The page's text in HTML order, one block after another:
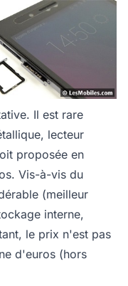
Il est rare
lecteur
proposée en
Vis-à-vis du
(meilleur
interne,
le prix n'est pas
d'euros (hors